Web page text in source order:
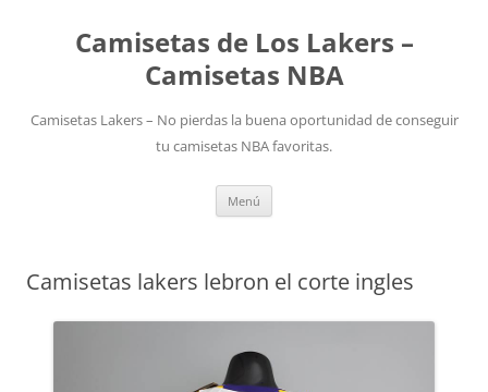
Camisetas de Los Lakers –
Camisetas NBA
Camisetas Lakers – No pierdas la buena oportunidad de conseguir
tu camisetas NBA favoritas.
Menú
Camisetas lakers lebron el corte ingles